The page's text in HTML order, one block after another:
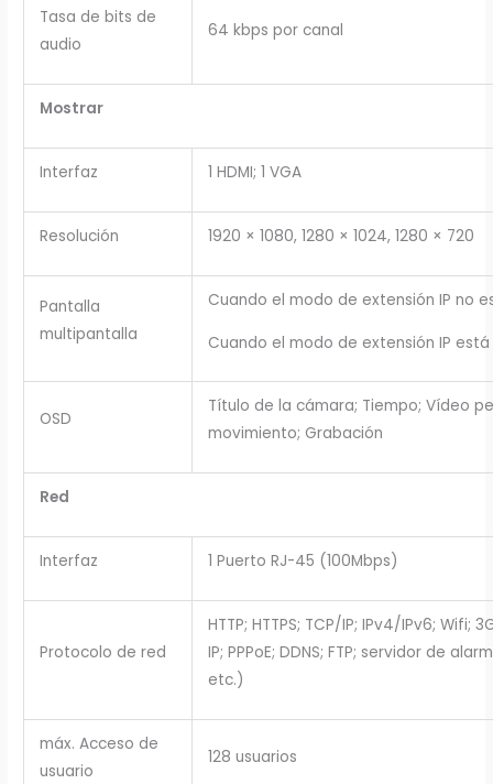
Tasa de bits de
audio
64 kbps por canal
Mostrar
Interfaz 1 HDMI; 1 VGA
Resolución 1920 × 1080, 1280 × 1024, 1280 × 720
Pantalla
multipantalla
Cuando el modo de extensión IP no
Cuando el modo de extensión IP
OSD
Título de la cámara; Tiempo; Vídeo
movimiento; Grabación
Red
Interfaz 1 Puerto RJ-45 (100Mbps)
Protocolo de red
HTTP; HTTPS; TCP/IP; IPv4/IPv6; Wifi;
IP; PPPoE; DDNS; FTP; servidor de
etc.)
máx. Acceso de
usuario
128 usuarios